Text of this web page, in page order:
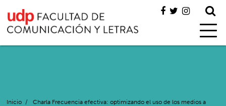
Inicio /
Charla Frecuencia efectiva: optimizando el uso de los medios a